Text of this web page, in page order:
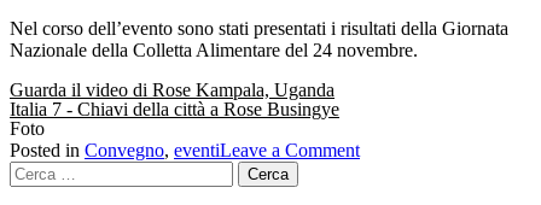
Nel corso dell’evento sono stati presentati i risultati della Giornata
Nazionale della Colletta Alimentare del 24 novembre.
Guarda il video di Rose Kampala, Uganda
Italia 7 - Chiavi della città a Rose Busingye
Foto
Posted in Convegno, eventiLeave a Commenton
Ricerca
per: